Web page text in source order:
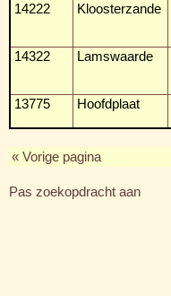
14222 Kloosterzande
14322 Lamswaarde
13775 Hoofdplaat
« Vorige pagina
Pas zoekopdracht aan